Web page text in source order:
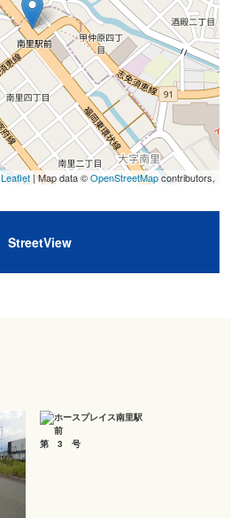
Leaflet| Map data ©OpenStreetMapcontributors,
StreetView